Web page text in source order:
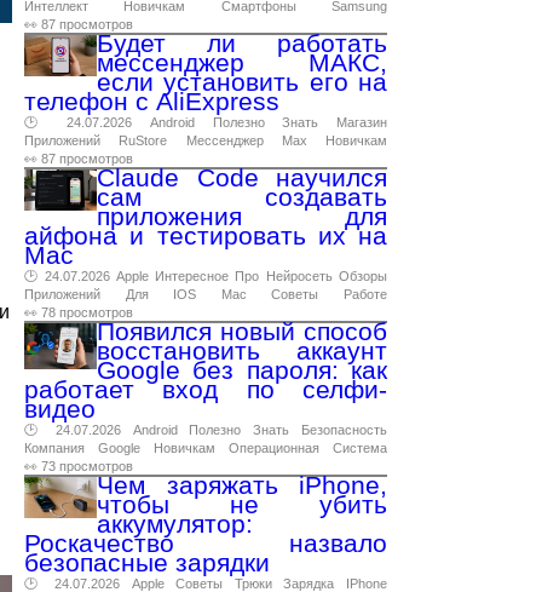
Интеллект
Новичкам Смартфоны
Samsung
👀 87 просмотров
Будет ли работать
мессенджер МАКС,
если установить его на
телефон с AliExpress
🕑 24.07.2026 Android Полезно Знать
Магазин
Приложений
RuStore Мессенджер Max
Новичкам
👀 87 просмотров
Claude Code научился
сам создавать
приложения для
айфона и тестировать их на
Mac
🕑 24.07.2026 Apple Интересное Про Нейросеть Обзоры
Приложений
Для IOS Mac Советы
Работе
👀 78 просмотров
Появился новый способ
восстановить аккаунт
Google без пароля: как
работает вход по селфи-
видео
🕑 24.07.2026 Android Полезно Знать
Безопасность
Компания
Google Новичкам Операционная
Система
👀 73 просмотров
Чем заряжать iPhone,
чтобы не убить
аккумулятор:
Роскачество назвало
безопасные зарядки
🕑 24.07.2026 Apple Советы Трюки Зарядка
IPhone